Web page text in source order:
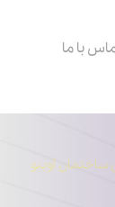
با ما
ساختمان آوینو